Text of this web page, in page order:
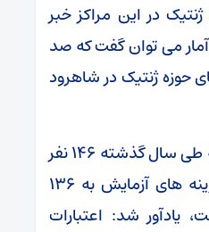
در این مراکز خبر
آمار می توان گفت که صد
حوزه ژنتیک در شاهرود
رضایی با اشاره به اینکه طی سال گذشته ۱۴۶ نفر
یاری برگ گرفتند و هزینه های آزمایش به ۱۳۶
یادآور شد: اعتبارات